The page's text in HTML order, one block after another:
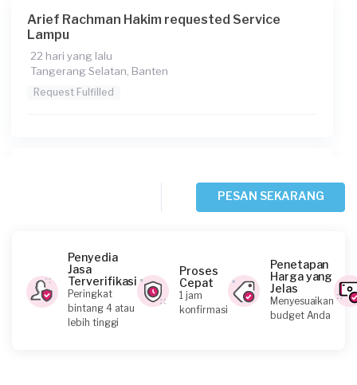
Arief Rachman Hakim requested Service
Lampu
22 hari yang lalu
Tangerang Selatan, Banten
Request Fulfilled
Himawan requested Service Lampu
Sekitar sebulan yang lalu
PESAN SEKARANG
Penyedia
Jasa
Terverifikasi
Peringkat
bintang 4 atau
lebih tinggi
Proses
Cepat
1 jam
konfirmasi
Penetapan
Harga yang
Jelas
Menyesuaikan
budget Anda